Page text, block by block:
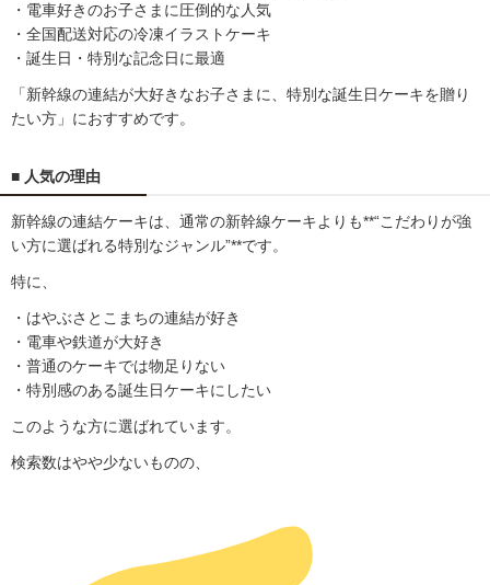
・電車好きのお子さまに圧倒的な人気
・全国配送対応の冷凍イラストケーキ
・誕生日・特別な記念日に最適
「新幹線の連結が大好きなお子さまに、特別な誕生日ケーキを贈り
たい方」におすすめです。
■ 人気の理由
新幹線の連結ケーキは、通常の新幹線ケーキよりも**“こだわりが強
い方に選ばれる特別なジャンル”**です。
特に、
・はやぶさとこまちの連結が好き
・電車や鉄道が大好き
・普通のケーキでは物足りない
・特別感のある誕生日ケーキにしたい
このような方に選ばれています。
検索数はやや少ないものの、